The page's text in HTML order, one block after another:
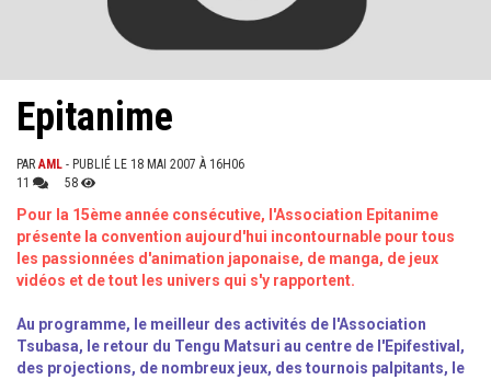
Epitanime
PARAML - PUBLIÉ LE 18 MAI 2007 À 16H06
11
58
Pour la 15ème année consécutive, l'Association Epitanime
présente la convention aujourd'hui incontournable pour tous
les passionnées d'animation japonaise, de manga, de jeux
vidéos et de tout les univers qui s'y rapportent.
Au programme, le meilleur des activités de l'Association
Tsubasa, le retour du Tengu Matsuri au centre de l'Epifestival,
des projections, de nombreux jeux, des tournois palpitants, le